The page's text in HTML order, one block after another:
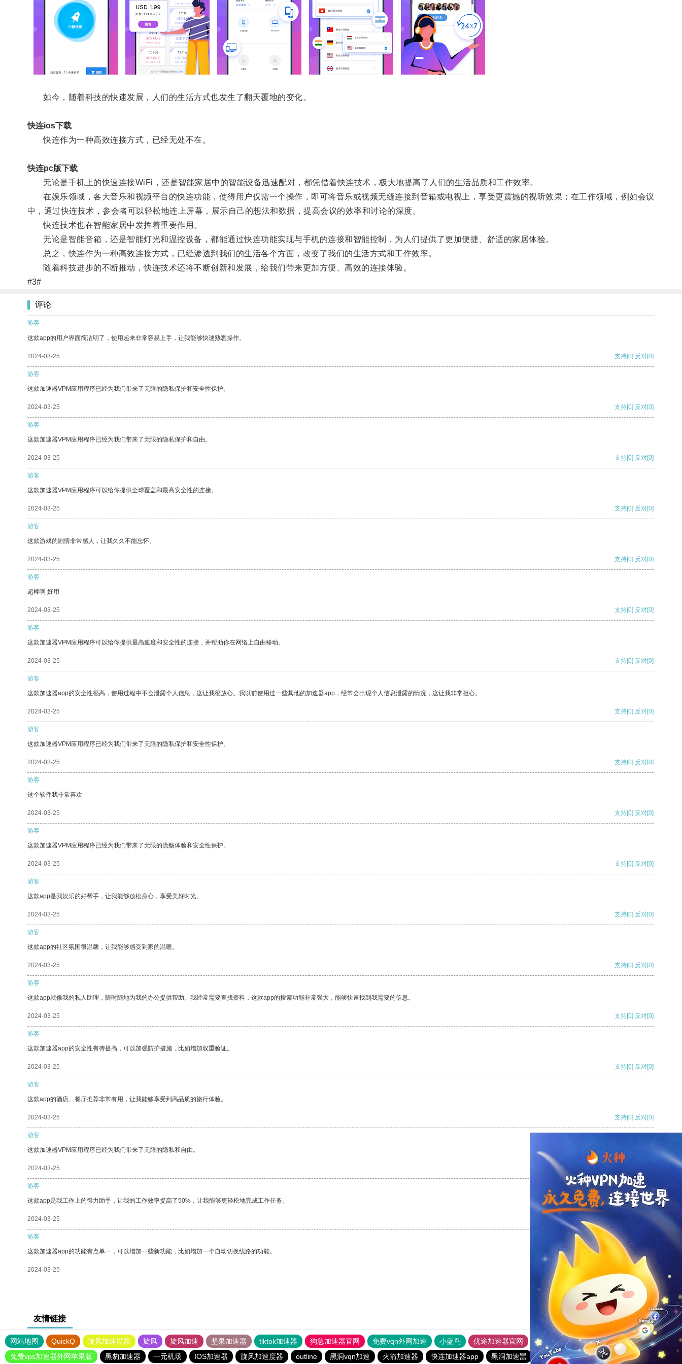
如今，随着科技的快速发展，人们的生活方式也发生了翻天覆地的变化。
快连ios下载
快连作为一种高效连接方式，已经无处不在。
快连pc版下载
无论是手机上的快速连接WiFi，还是智能家居中的智能设备迅速配对，都凭借着快连技术，极大地提高了人们的生活品质和工作效率。
在娱乐领域，各大音乐和视频平台的快连功能，使得用户仅需一个操作，即可将音乐或视频无缝连接到音箱或电视上，享受更震撼的视听效果；在工作领域，例如会议
中，通过快连技术，参会者可以轻松地连上屏幕，展示自己的想法和数据，提高会议的效率和讨论的深度。
快连技术也在智能家居中发挥着重要作用。
无论是智能音箱，还是智能灯光和温控设备，都能通过快连功能实现与手机的连接和智能控制，为人们提供了更加便捷、舒适的家居体验。
总之，快连作为一种高效连接方式，已经渗透到我们的生活各个方面，改变了我们的生活方式和工作效率。
随着科技进步的不断推动，快连技术还将不断创新和发展，给我们带来更加方便、高效的连接体验。
#3#
评论
游客
这款app的用户界面简洁明了，使用起来非常容易上手，让我能够快速熟悉操作。
2024-03-25 支持[0] 反对[0]
游客
这款加速器VPM应用程序已经为我们带来了无限的隐私保护和安全性保护。
2024-03-25 支持[0] 反对[0]
游客
这款加速器VPM应用程序已经为我们带来了无限的隐私保护和自由。
2024-03-25 支持[0] 反对[0]
游客
这款加速器VPM应用程序可以给你提供全球覆盖和最高安全性的连接。
2024-03-25 支持[0] 反对[0]
游客
这款游戏的剧情非常感人，让我久久不能忘怀。
2024-03-25 支持[0] 反对[0]
游客
超棒啊 好用
2024-03-25 支持[0] 反对[0]
游客
这款加速器VPM应用程序可以给你提供最高速度和安全性的连接，并帮助你在网络上自由移动。
2024-03-25 支持[0] 反对[0]
游客
这款加速器app的安全性很高，使用过程中不会泄露个人信息，这让我很放心。我以前使用过一些其他的加速器app，经常会出现个人信息泄露的情况，这让我非常担心。
2024-03-25 支持[0] 反对[0]
游客
这款加速器VPM应用程序已经为我们带来了无限的隐私保护和安全性保护。
2024-03-25 支持[0] 反对[0]
游客
这个软件我非常喜欢
2024-03-25 支持[0] 反对[0]
游客
这款加速器VPM应用程序已经为我们带来了无限的流畅体验和安全性保护。
2024-03-25 支持[0] 反对[0]
游客
这款app是我娱乐的好帮手，让我能够放松身心，享受美好时光。
2024-03-25 支持[0] 反对[0]
游客
这款app的社区氛围很温馨，让我能够感受到家的温暖。
2024-03-25 支持[0] 反对[0]
游客
这款app就像我的私人助理，随时随地为我的办公提供帮助。我经常需要查找资料，这款app的搜索功能非常强大，能够快速找到我需要的信息。
2024-03-25 支持[0] 反对[0]
游客
这款加速器app的安全性有待提高，可以加强防护措施，比如增加双重验证。
2024-03-25 支持[0] 反对[0]
游客
这款app的酒店、餐厅推荐非常有用，让我能够享受到高品质的旅行体验。
2024-03-25 支持[0] 反对[0]
游客
这款加速器VPM应用程序已经为我们带来了无限的隐私和自由。
2024-03-25
游客
这款app是我工作上的得力助手，让我的工作效率提高了50%，让我能够更轻松地完成工作任务。
2024-03-25 反对
游客
这款加速器app的功能有点单一，可以增加一些新功能，比如增加一个自动切换线路的功能。
2024-03-25 反对[0]
友情链接
网站地图 QuickQ 旋风加速度器 旋风 旋风加速 坚果加速器 tiktok加速器 狗急加速器官网 免费vqn外网加速 小蓝鸟 优途加速器官网 风驰加速器 旋风加速器
八戒看书
免费vps加速器外网苹果版
黑豹加速器 一元机场 IOS加速器 旋风加速度器 outline 黑洞vqn加速 火箭加速器 快连加速器app 黑洞加速噐 ios加速器 黑豹加速器